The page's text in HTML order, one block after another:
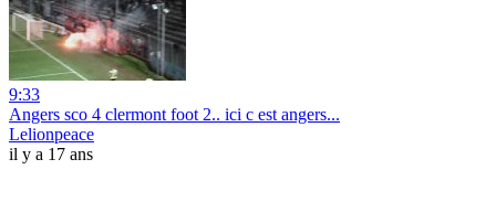
9:33
Angers sco 4 clermont foot 2.. ici c est angers...
Lelionpeace
il y a 17 ans